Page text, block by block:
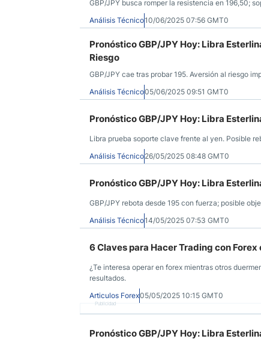
GBP/JPY busca romper la resistencia en 196,50;
Análisis Técnico10/06/2025 07:56 GMT0
Pronóstico GBP/JPY Hoy: Libra
Riesgo
GBP/JPY cae tras probar 195. Aversión al riesgo
Análisis Técnico05/06/2025 09:51 GMT0
Pronóstico GBP/JPY Hoy: Libra
Libra prueba soporte clave frente al yen. Posible
Análisis Técnico26/05/2025 08:48 GMT0
Pronóstico GBP/JPY Hoy: Libra
GBP/JPY rebota desde 195 con fuerza; posible
Análisis Técnico14/05/2025 07:53 GMT0
6 Claves para Hacer Trading con Forex
¿Te interesa operar en forex mientras otros
resultados.
Articulos Forex05/05/2025 10:15 GMT0
Publicidad
Pronóstico GBP/JPY Hoy: Libra